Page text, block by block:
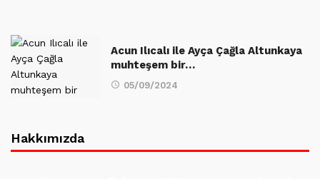
Acun Ilıcalı ile Ayça Çağla Altunkaya
muhteşem bir…
05/09/2024
Hakkımızda